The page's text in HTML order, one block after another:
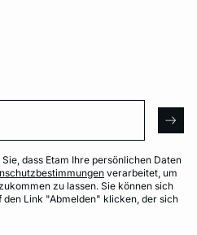
dass Etam Ihre persönlichen Daten
verarbeitet, um
zu lassen. Sie können sich
Link "Abmelden" klicken, der sich